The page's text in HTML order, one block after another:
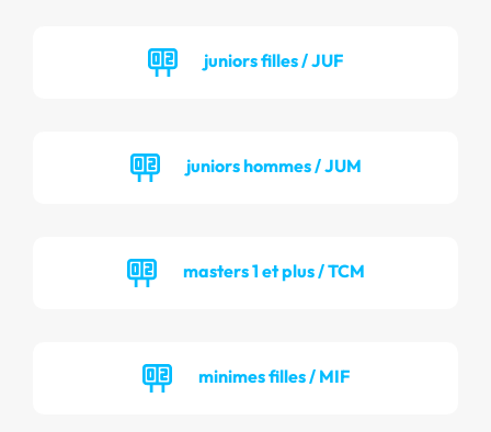
juniors filles / JUF
juniors hommes / JUM
masters 1 et plus / TCM
minimes filles / MIF